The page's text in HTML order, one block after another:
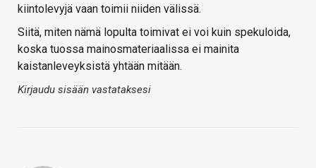
kiintolevyjä vaan toimii niiden välissä.
Siitä, miten nämä lopulta toimivat ei voi kuin spekuloida,
koska tuossa mainosmateriaalissa ei mainita
kaistanleveyksistä yhtään mitään.
Kirjaudu sisään vastataksesi